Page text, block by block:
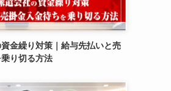
金繰り対策｜給与先払いと売
り切る方法